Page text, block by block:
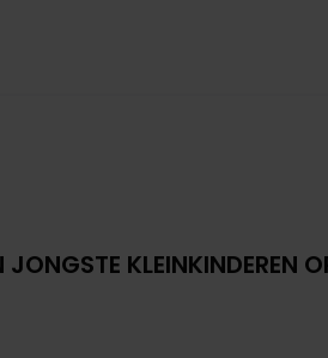
KLEINKINDEREN